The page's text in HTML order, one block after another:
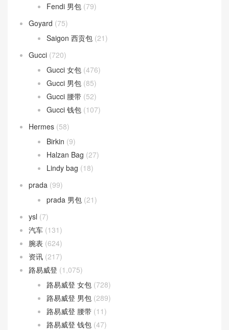
Fendi 男包 (79)
Goyard (75)
Saigon 西贡包 (21)
Gucci (720)
Gucci 女包 (476)
Gucci 男包 (85)
Gucci 腰带 (52)
Gucci 钱包 (107)
Hermes (58)
Birkin (9)
Halzan Bag (27)
Lindy bag (18)
prada (99)
prada 男包 (21)
ysl (7)
汽车 (131)
腕表 (624)
资讯 (217)
路易威登 (1,075)
路易威登 女包 (728)
路易威登 男包 (289)
路易威登 腰带 (11)
路易威登 钱包 (47)